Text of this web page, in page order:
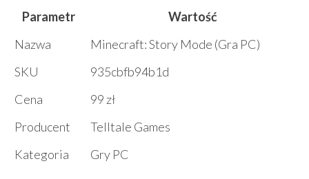
Parametr
Wartość
Nazwa
Minecraft: Story Mode (Gra PC)
SKU
935cbfb94b1d
Cena
99 zł
Producent
Telltale Games
Kategoria
Gry PC